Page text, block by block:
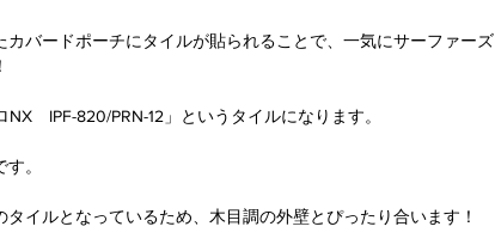
カバードポーチにタイルが貼られることで、一気にサーファーズ
　IPF-820/PRN-12」というタイルになります。
。
イルとなっているため、木目調の外壁とぴったり合います！